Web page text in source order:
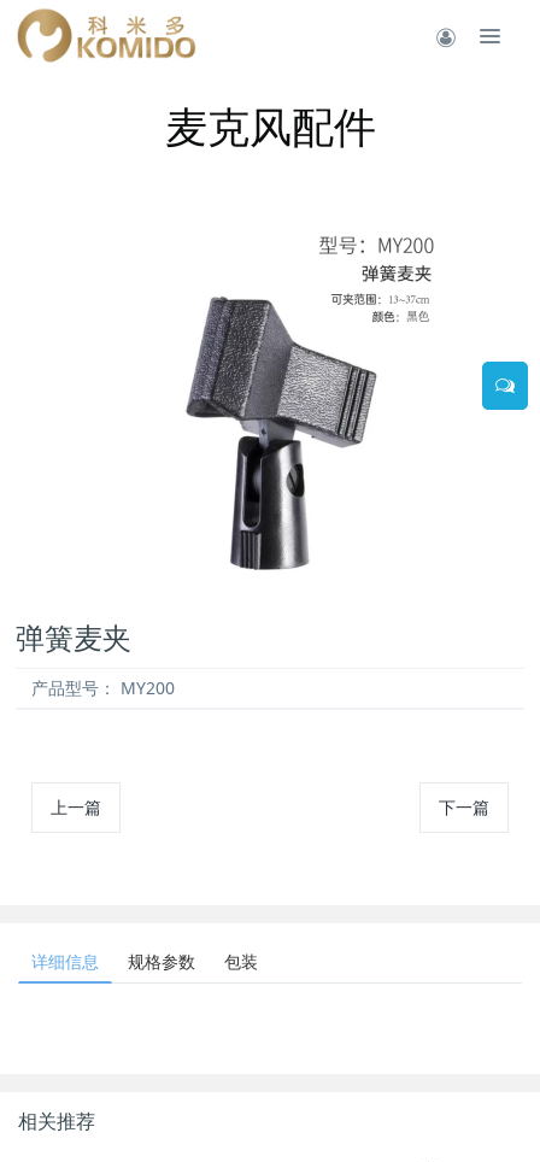
麦克风配件
弹簧麦夹
产品型号： MY200
上一篇 下一篇
详细信息 规格参数 包装
相关推荐